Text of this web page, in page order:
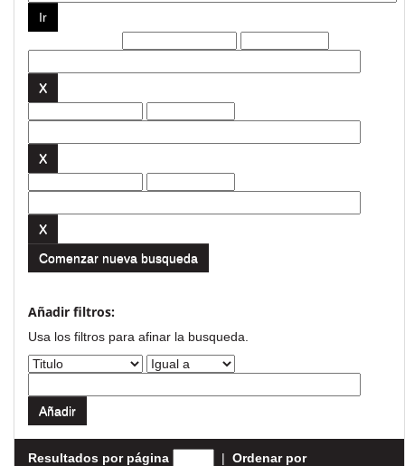
Comenzar nueva busqueda
Añadir filtros:
Usa los filtros para afinar la busqueda.
Resultados por página | Ordenar por